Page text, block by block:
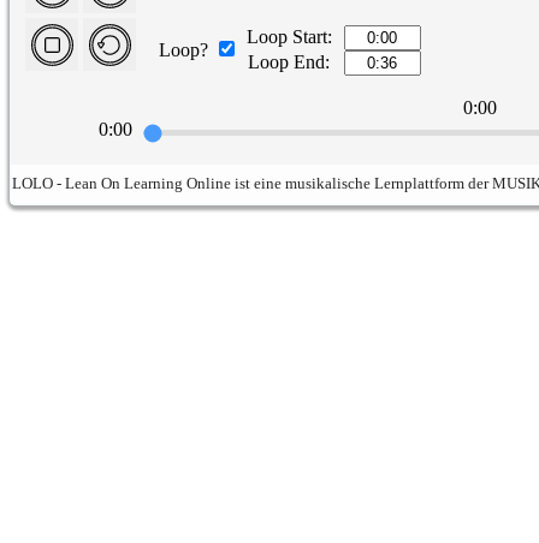
Loop?
Loop Start:
Loop End:
0:00
0:00
LOLO - Lean On Learning Online ist eine musikalische Lernplattform der